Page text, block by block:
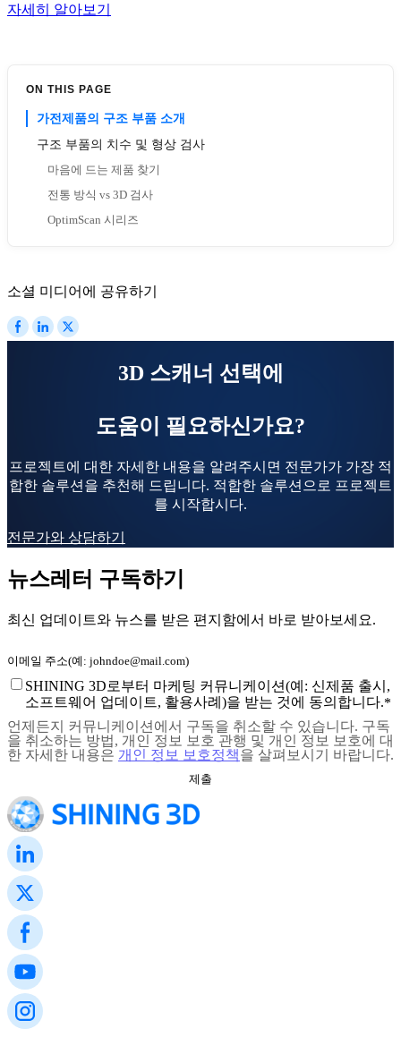
자세히 알아보기
ON THIS PAGE
가전제품의 구조 부품 소개
구조 부품의 치수 및 형상 검사
마음에 드는 제품 찾기
전통 방식 vs 3D 검사
OptimScan 시리즈
소셜 미디어에 공유하기
3D 스캐너 선택에
도움이 필요하신가요?
프로젝트에 대한 자세한 내용을 알려주시면 전문가가 가장 적
합한 솔루션을 추천해 드립니다. 적합한 솔루션으로 프로젝트
를 시작합시다.
전문가와 상담하기
뉴스레터 구독하기
최신 업데이트와 뉴스를 받은 편지함에서 바로 받아보세요.
SHINING 3D로부터 마케팅 커뮤니케이션(예: 신제품 출시,
소프트웨어 업데이트, 활용사례)을 받는 것에 동의합니다.*
언제든지 커뮤니케이션에서 구독을 취소할 수 있습니다. 구독
을 취소하는 방법, 개인 정보 보호 관행 및 개인 정보 보호에 대
한 자세한 내용은 개인 정보 보호정책을 살펴보시기 바랍니다.